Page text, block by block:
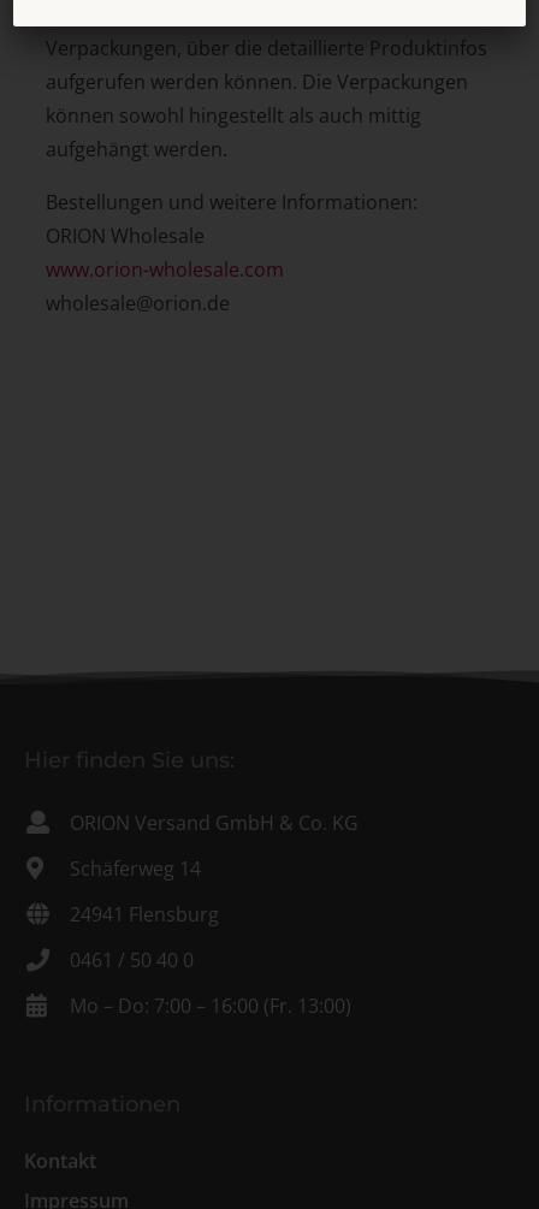
Verpackungen, über die detaillierte Produktinfos
aufgerufen werden können. Die Verpackungen
können sowohl hingestellt als auch mittig
aufgehängt werden.
Bestellungen und weitere Informationen:
ORION Wholesale
www.orion-wholesale.com
wholesale@orion.de
Hier finden Sie uns:
ORION Versand GmbH & Co. KG
Schäferweg 14
24941 Flensburg
0461 / 50 40 0
Mo – Do: 7:00 – 16:00 (Fr. 13:00)
Informationen
Kontakt
Impressum